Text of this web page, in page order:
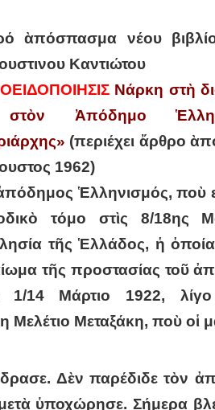
ὰπόσπασμα νέου
Καντιώτου
Νάρκη στὴ
Ἀπόδημο
(περιέχει ἄρθρο
1962)
Ἑλληνισμός, ποὺ
τόμο στὶς 8/18ης
τῆς Ἑλλάδος, ἡ ὁποία
τῆς προστασίας τοῦ
1/14 Μάρτιο 1922,
Μεταξάκη, ποὺ οἱ
Δὲν παρέδιδε τὸν
ὑποχώρησε. Σήμερα